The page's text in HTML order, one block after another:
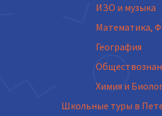
ИЗО и музыка
Математика,
География
Химия и
Школьные туры в